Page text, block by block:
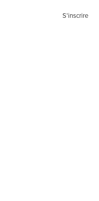
S'inscrire